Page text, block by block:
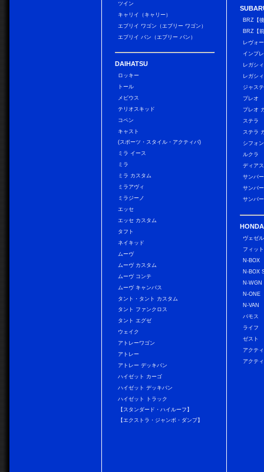
ツイン
キャリイ（キャリー）
エブリイ ワゴン（エブリー ワゴン）
エブリイ バン（エブリー バン）
DAIHATSU
ロッキー
トール
メビウス
テリオスキッド
コペン
キャスト
(スポーツ・スタイル・アクティバ)
ミラ イース
ミラ
ミラ カスタム
ミラアヴィ
ミラジーノ
エッセ
エッセ カスタム
タフト
ネイキッド
ムーヴ
ムーヴ カスタム
ムーヴ コンテ
ムーヴ キャンバス
タント・タント カスタム
タント ファンクロス
タント エグゼ
ウェイク
アトレーワゴン
アトレー
アトレー デッキバン
ハイゼット カーゴ
ハイゼット デッキバン
ハイゼット トラック
【スタンダード・ハイルーフ】
【エクストラ・ジャンボ・ダンプ】
BRZ【
BRZ【
レヴォ
インプ
レガシ
レガシ
ジャス
プレオ
プレオ
ステラ
ステラ
シフォ
ルクラ
ディア
サンバ
サンバ
サンバ
HONDA
ヴェゼル
フィット
N-BOX
N-BOX
N-WGN
N-ONE
N-VAN
バモス
ライフ
ゼスト
アクテ
アクテ